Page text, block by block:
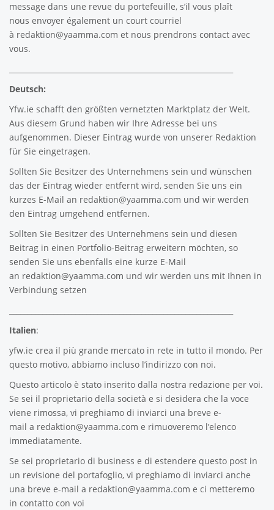
message dans une revue du portefeuille, s’il vous plaît
nous envoyer également un court courriel
à redaktion@yaamma.com et nous prendrons contact avec
vous.
Deutsch:
Yfw.ie schafft den größten vernetzten Marktplatz der Welt.
Aus diesem Grund haben wir Ihre Adresse bei uns
aufgenommen. Dieser Eintrag wurde von unserer Redaktion
für Sie eingetragen.
Sollten Sie Besitzer des Unternehmens sein und wünschen
das der Eintrag wieder entfernt wird, senden Sie uns ein
kurzes E-Mail an redaktion@yaamma.com und wir werden
den Eintrag umgehend entfernen.
Sollten Sie Besitzer des Unternehmens sein und diesen
Beitrag in einen Portfolio-Beitrag erweitern möchten, so
senden Sie uns ebenfalls eine kurze E-Mail
an redaktion@yaamma.com und wir werden uns mit Ihnen in
Verbindung setzen
Italien:
yfw.ie crea il più grande mercato in rete in tutto il mondo. Per
questo motivo, abbiamo incluso l’indirizzo con noi.
Questo articolo è stato inserito dalla nostra redazione per voi.
Se sei il proprietario della società e si desidera che la voce
viene rimossa, vi preghiamo di inviarci una breve e-
mail a redaktion@yaamma.com e rimuoveremo l’elenco
immediatamente.
Se sei proprietario di business e di estendere questo post in
un revisione del portafoglio, vi preghiamo di inviarci anche
una breve e-mail a redaktion@yaamma.com e ci metteremo
in contatto con voi